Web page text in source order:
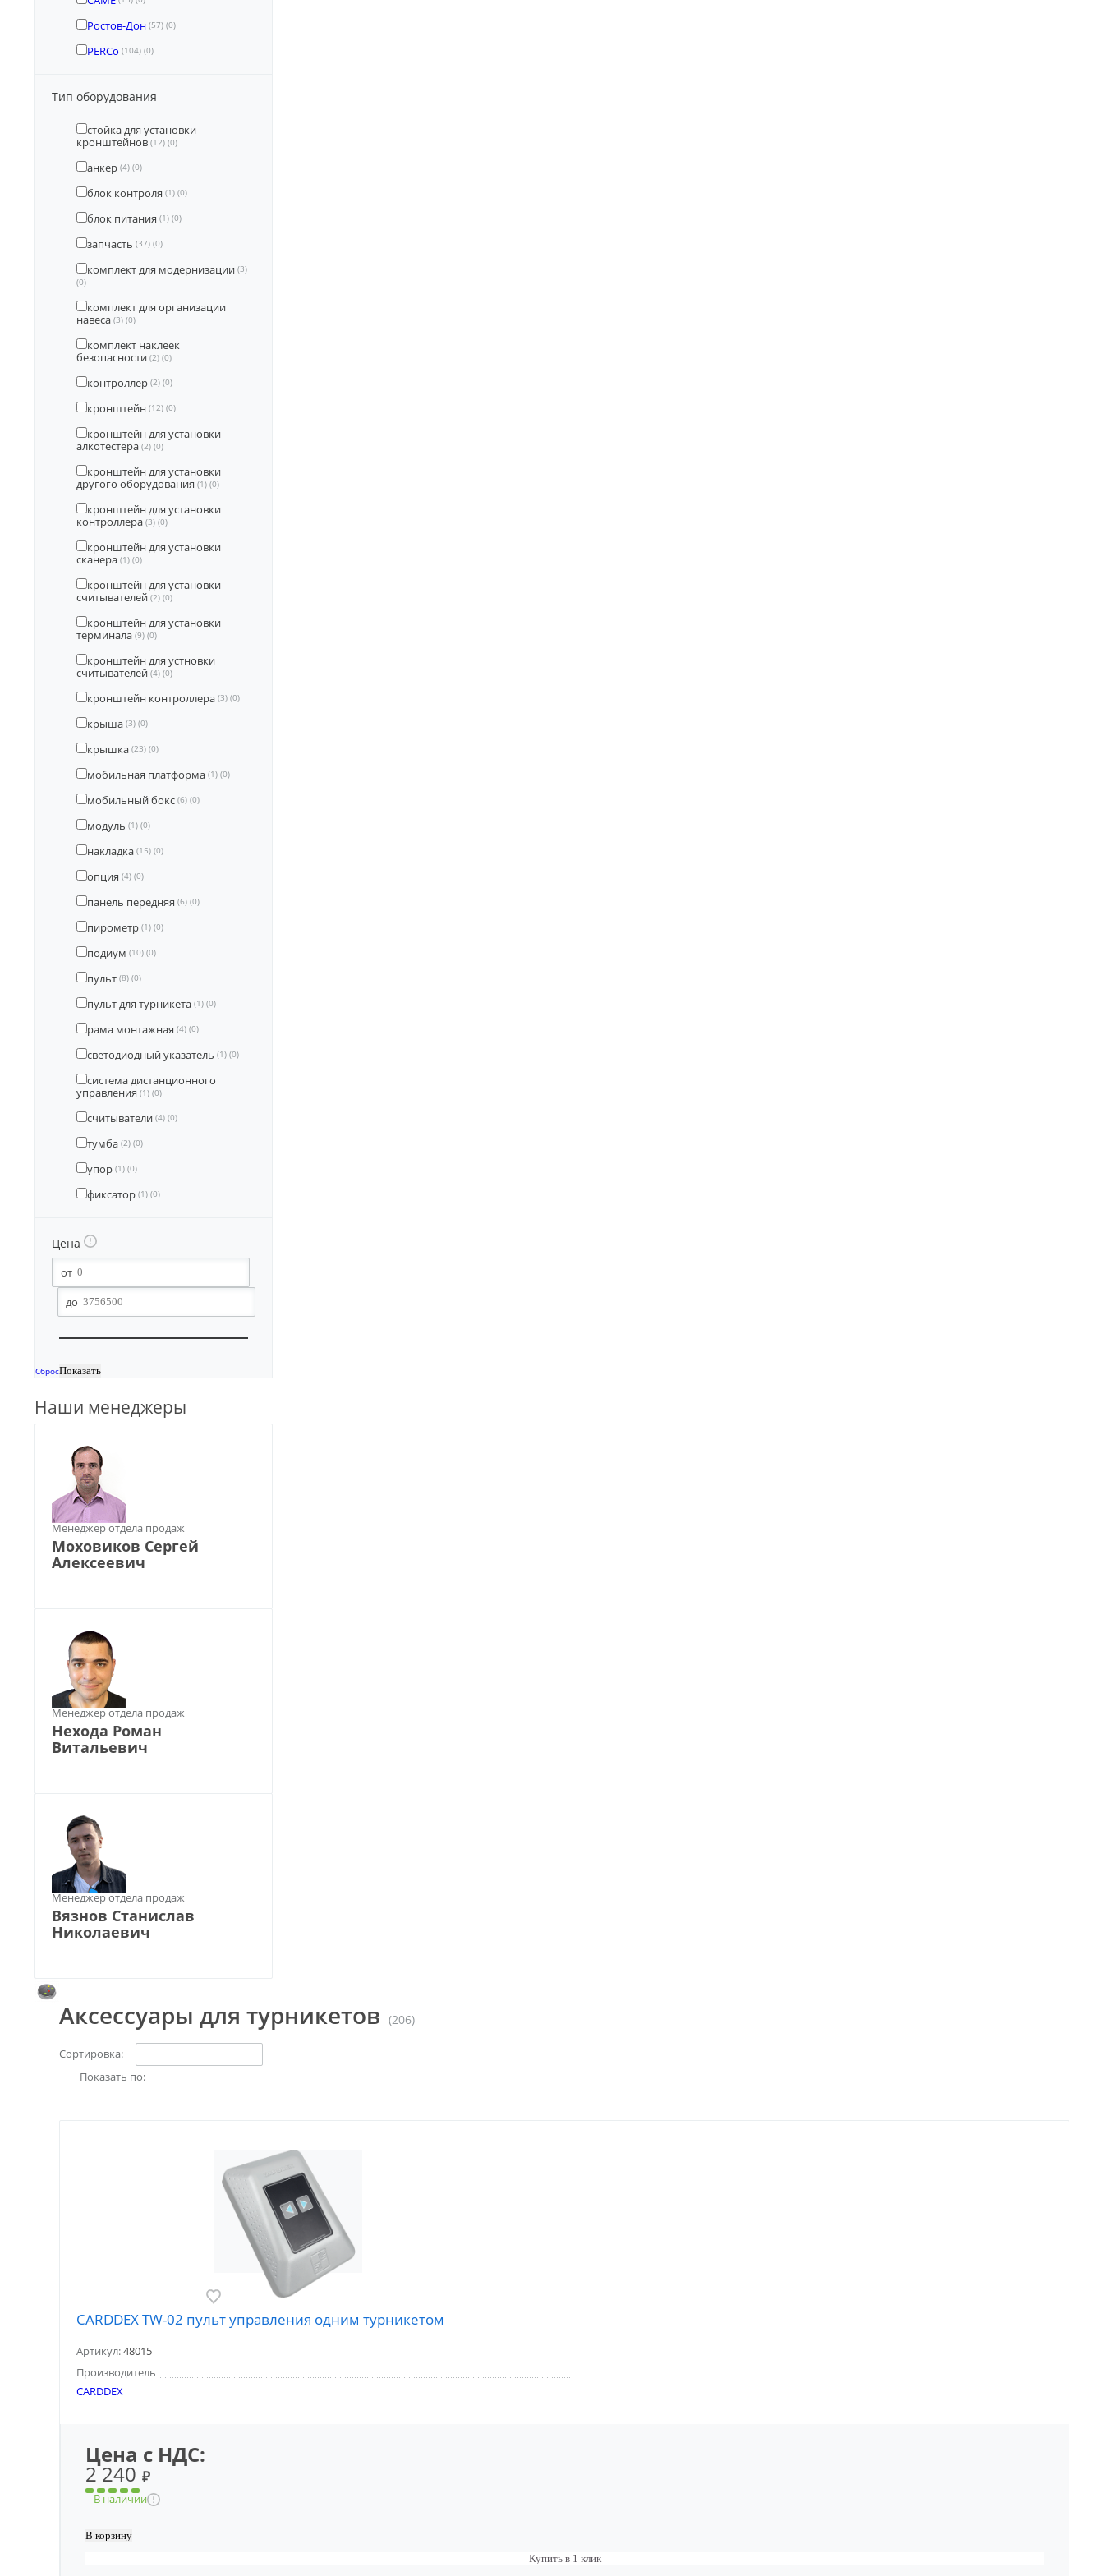
Ростов-Дон (57) (0)
PERCo (104) (0)
Тип оборудования
cтойка для установки
кронштейнов (12) (0)
анкер (4) (0)
блок контроля (1) (0)
блок питания (1) (0)
запчасть (37) (0)
комплект для модернизации (3)
(0)
комплект для организации
навеса (3) (0)
комплект наклеек
безопасности (2) (0)
контроллер (2) (0)
кронштейн (12) (0)
кронштейн для установки
алкотестера (2) (0)
кронштейн для установки
другого оборудования (1) (0)
кронштейн для установки
контроллера (3) (0)
кронштейн для установки
сканера (1) (0)
кронштейн для установки
считывателей (2) (0)
кронштейн для установки
терминала (9) (0)
кронштейн для устновки
считывателей (4) (0)
кронштейн контроллера (3) (0)
крыша (3) (0)
крышка (23) (0)
мобильная платформа (1) (0)
мобильный бокс (6) (0)
модуль (1) (0)
накладка (15) (0)
опция (4) (0)
панель передняя (6) (0)
пирометр (1) (0)
подиум (10) (0)
пульт (8) (0)
пульт для турникета (1) (0)
рама монтажная (4) (0)
светодиодный указатель (1) (0)
система дистанционного
управления (1) (0)
считыватели (4) (0)
тумба (2) (0)
упор (1) (0)
фиксатор (1) (0)
Цена
Сброс
Наши менеджеры
Менеджер отдела продаж
Моховиков Сергей
Алексеевич
Менеджер отдела продаж
Нехода Роман
Витальевич
Менеджер отдела продаж
Вязнов Станислав
Николаевич
Аксессуары для турникетов (206)
Сортировка:
Показать по:
CARDDEX TW-02 пульт управления одним турникетом
Артикул:48015
Производитель
CARDDEX
Цена с НДС:
2 240₽
В наличии
Купить в 1 клик